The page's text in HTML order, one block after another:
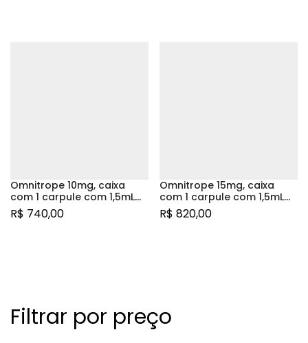
Filtrar por preço
Omnitrope 10mg, caixa
com 1 carpule com 1,5mL
de solução de uso
subcutâneo
R$ 740,00
Omnitrope 15mg, caixa
com 1 carpule com 1,5mL
de solução de uso
subcutâneo
R$ 820,00